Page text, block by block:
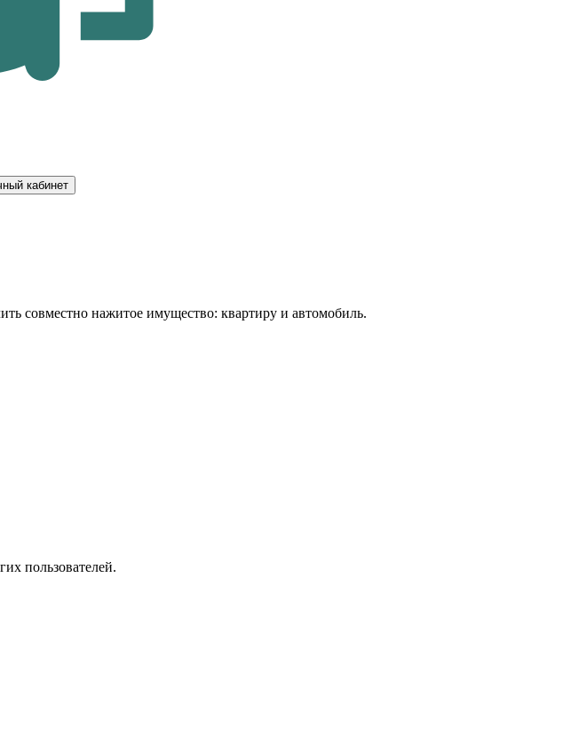
кабинет
совместно нажитое имущество: квартиру и автомобиль.
пользователей.